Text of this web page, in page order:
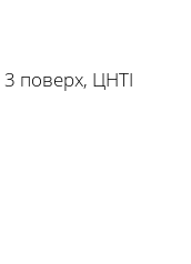
поверх, ЦНТІ